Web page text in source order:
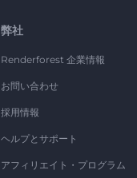
弊社
Renderforest 企業情報
お問い合わせ
採用情報
ヘルプとサポート
アフィリエイト・プログラム